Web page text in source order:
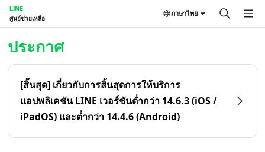
LINE
ศูนย์ช่วยเหลือ
ภาษาไทย
ประกาศ
[สิ้นสุด] เกี่ยวกับการสิ้นสุดการให้บริการ
แอปพลิเคชัน LINE เวอร์ชันต่ำกว่า 14.6.3 (iOS /
iPadOS) และต่ำกว่า 14.4.6 (Android)